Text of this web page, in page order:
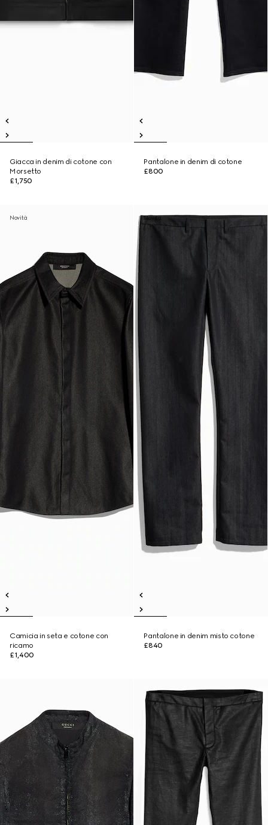
Giacca in denim di cotone con
Morsetto
£1,750
Pantalone in denim di cotone
£800
Novità
Camicia in seta e cotone con
ricamo
£1,400
Novità
Pantalone in denim misto cotone
£840